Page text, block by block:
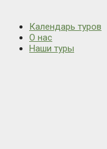
Календарь туров
О нас
Наши туры